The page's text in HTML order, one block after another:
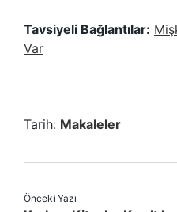
Tavsiyeli Bağlantılar:
Var
Tarih: Makaleler
Önceki Yazı